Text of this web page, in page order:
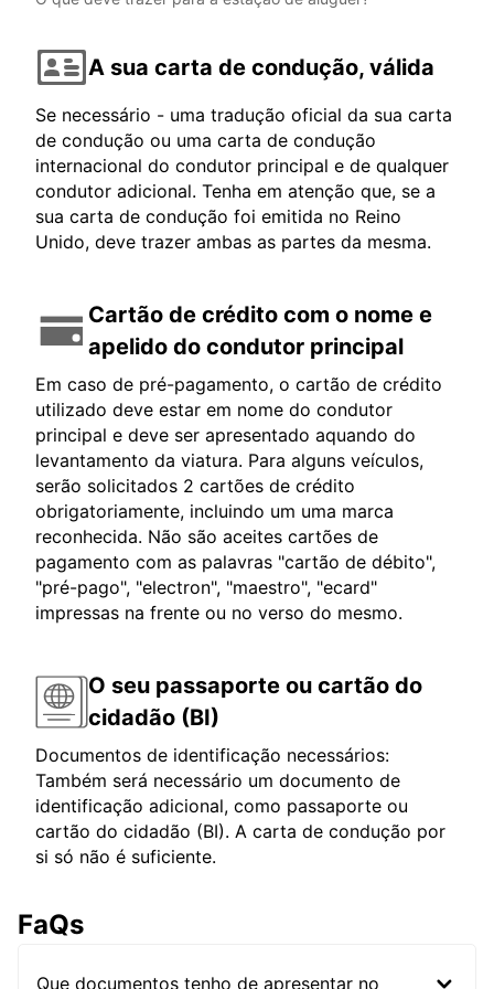
A sua carta de condução, válida
Se necessário - uma tradução oficial da sua carta
de condução ou uma carta de condução
internacional do condutor principal e de qualquer
condutor adicional. Tenha em atenção que, se a
sua carta de condução foi emitida no Reino
Unido, deve trazer ambas as partes da mesma.
Cartão de crédito com o nome e
apelido do condutor principal
Em caso de pré-pagamento, o cartão de crédito
utilizado deve estar em nome do condutor
principal e deve ser apresentado aquando do
levantamento da viatura. Para alguns veículos,
serão solicitados 2 cartões de crédito
obrigatoriamente, incluindo um uma marca
reconhecida. Não são aceites cartões de
pagamento com as palavras "cartão de débito",
"pré-pago", "electron", "maestro", "ecard"
impressas na frente ou no verso do mesmo.
O seu passaporte ou cartão do
cidadão (BI)
Documentos de identificação necessários:
Também será necessário um documento de
identificação adicional, como passaporte ou
cartão do cidadão (BI). A carta de condução por
si só não é suficiente.
FaQs
Que documentos tenho de apresentar no